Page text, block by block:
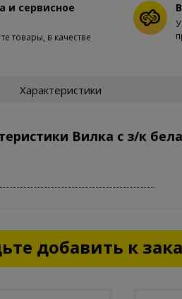
и сервисное
товары, в качестве
Характеристики
Вилка с з/к
добавить к